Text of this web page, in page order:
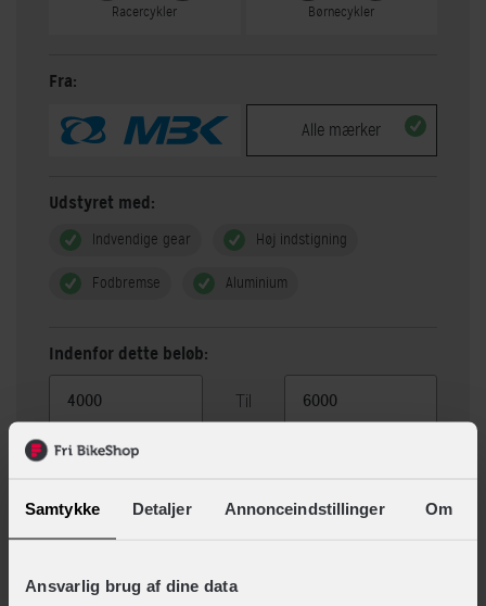
Samtykke Detaljer Annonceindstillinger Om
Ansvarlig brug af dine data
Racercykler Børnecykler
Fra:
Alle mærker
Udstyret med:
Indvendige gear Høj indstigning
Fodbremse Aluminium
Indenfor dette beløb:
Til